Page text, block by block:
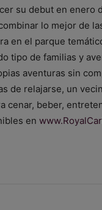
su debut en enero
lo mejor de
en el parque
tipo de familias y
aventuras sin
de relajarse, un
cenar, beber,
en